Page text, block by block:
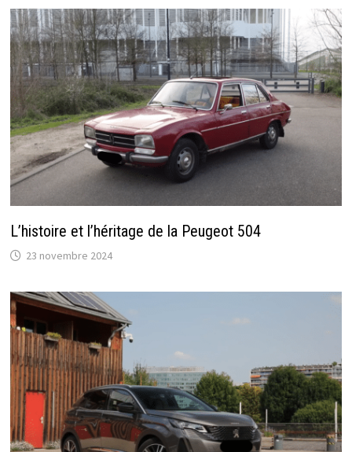
L’histoire et l’héritage de la Peugeot 504
23 novembre 2024